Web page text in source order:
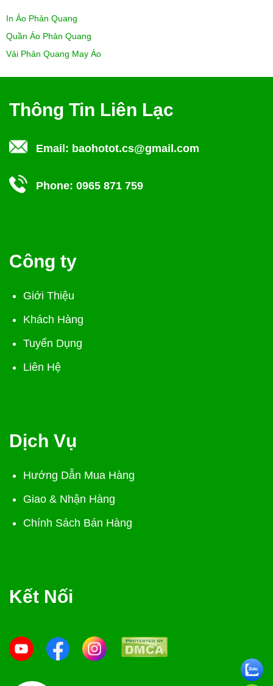
In Áo Phản Quang
Quần Áo Phản Quang
Vải Phản Quang May Áo
Thông Tin Liên Lạc
Email: baohotot.cs@gmail.com
Phone: 0965 871 759
Công ty
Giới Thiệu
Khách Hàng
Tuyển Dụng
Liên Hệ
Dịch Vụ
Hướng Dẫn Mua Hàng
Giao & Nhận Hàng
Chính Sách Bán Hàng
Kết Nối